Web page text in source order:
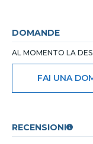
DOMANDE
AL MOMENTO LA
FAI UNA
RECENSIONI